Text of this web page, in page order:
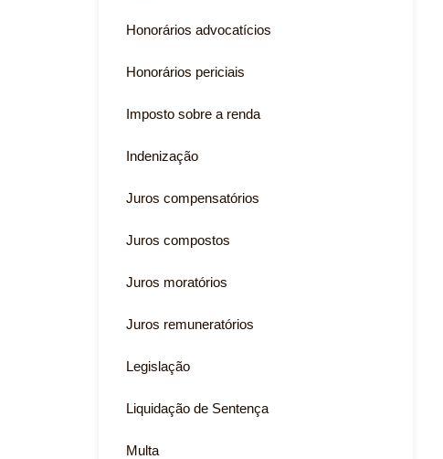
Honorários advocatícios
Honorários periciais
Imposto sobre a renda
Indenização
Juros compensatórios
Juros compostos
Juros moratórios
Juros remuneratórios
Legislação
Liquidação de Sentença
Multa